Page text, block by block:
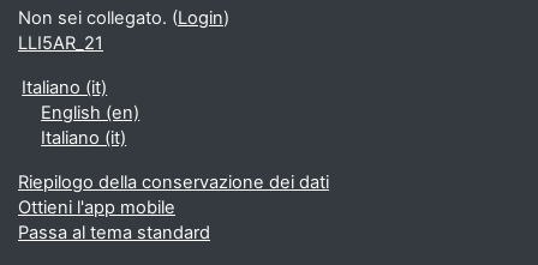
Non sei collegato. (Login)
LLI5AR_21
Italiano ‎(it)‎
English ‎(en)‎
Italiano ‎(it)‎
Riepilogo della conservazione dei dati
Ottieni l'app mobile
Passa al tema standard